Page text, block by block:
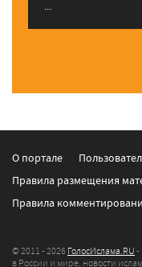
О портале
Правила размещения
Правила
© 2011 - 2026 ГолосИслама.RU -
в России и мире, новости